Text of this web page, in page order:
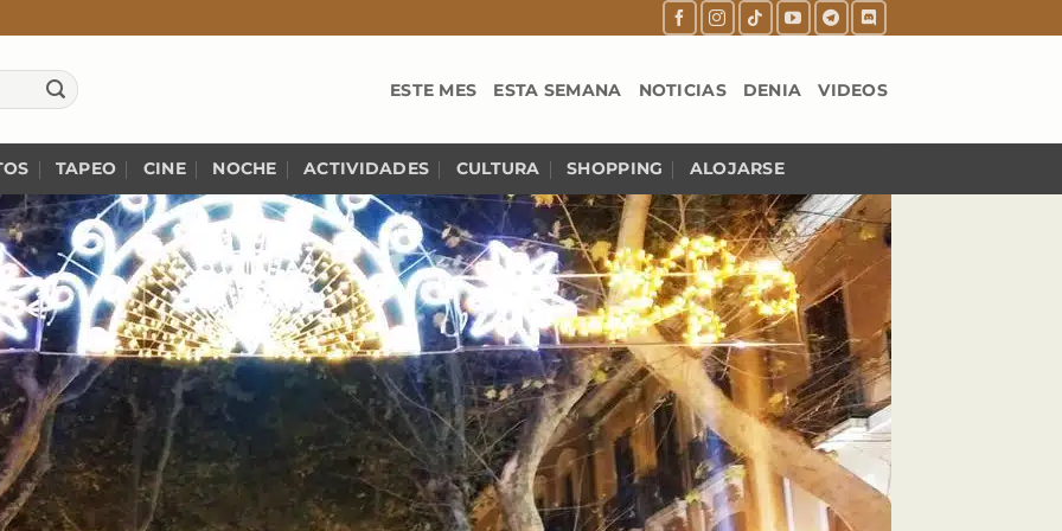
ESTE MES ESTA SEMANA NOTICIAS DENIA VIDEOS
TAPEO CINE NOCHE ACTIVIDADES CULTURA SHOPPING ALOJARSE